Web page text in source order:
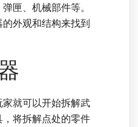
匣、机械部件等。
外观和结构来找到
就可以开始拆解武
将拆解点处的零件